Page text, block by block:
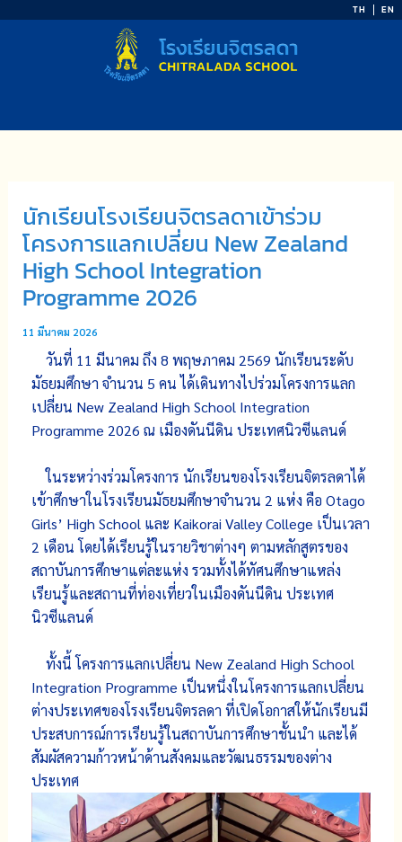
TH EN
นักเรียนโรงเรียนจิตรลดาเข้าร่วม
โครงการแลกเปลี่ยน New Zealand
High School Integration
Programme 2026
11 มีนาคม 2026
วันที่ 11 มีนาคม ถึง 8 พฤษภาคม 2569 นักเรียนระดับ
มัธยมศึกษา จำนวน 5 คน ได้เดินทางไปร่วมโครงการแลก
เปลี่ยน New Zealand High School Integration
Programme 2026 ณ เมืองดันนีดิน ประเทศนิวซีแลนด์
ในระหว่างร่วมโครงการ นักเรียนของโรงเรียนจิตรลดาได้
เข้าศึกษาในโรงเรียนมัธยมศึกษาจำนวน 2 แห่ง คือ Otago
Girls’ High School และ Kaikorai Valley College เป็นเวลา
2 เดือน โดยได้เรียนรู้ในรายวิชาต่างๆ ตามหลักสูตรของ
สถาบันการศึกษาแต่ละแห่ง รวมทั้งได้ทัศนศึกษาแหล่ง
เรียนรู้และสถานที่ท่องเที่ยวในเมืองดันนีดิน ประเทศ
นิวซีแลนด์
ทั้งนี้ โครงการแลกเปลี่ยน New Zealand High School
Integration Programme เป็นหนึ่งในโครงการแลกเปลี่ยน
ต่างประเทศของโรงเรียนจิตรลดา ที่เปิดโอกาสให้นักเรียนมี
ประสบการณ์การเรียนรู้ในสถาบันการศึกษาชั้นนำ และได้
สัมผัสความก้าวหน้าด้านสังคมและวัฒนธรรมของต่าง
ประเทศ